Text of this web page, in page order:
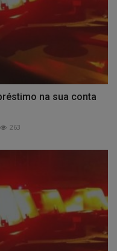
na sua conta
263